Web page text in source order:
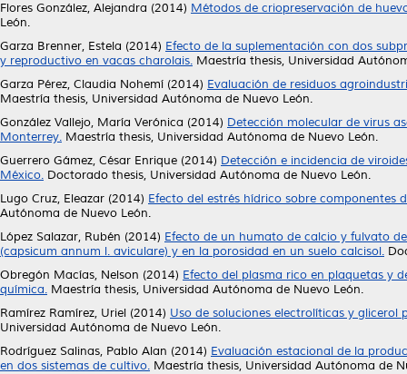
Flores González, Alejandra (2014) Métodos de criopreservación de
León.
Garza Brenner, Estela (2014) Efecto de la suplementación con dos
y reproductivo en vacas charolais. Maestría thesis, Universidad
Garza Pérez, Claudia Nohemí (2014) Evaluación de residuos
Maestría thesis, Universidad Autónoma de Nuevo León.
González Vallejo, María Verónica (2014) Detección molecular de virus
Monterrey. Maestría thesis, Universidad Autónoma de Nuevo León.
Guerrero Gámez, César Enrique (2014) Detección e incidencia de
México. Doctorado thesis, Universidad Autónoma de Nuevo León.
Lugo Cruz, Eleazar (2014) Efecto del estrés hídrico sobre componentes
Autónoma de Nuevo León.
López Salazar, Rubén (2014) Efecto de un humato de calcio y fulvato
(capsicum annum l. aviculare) y en la porosidad en un suelo calcisol.
Obregón Macías, Nelson (2014) Efecto del plasma rico en plaquetas y
química. Maestría thesis, Universidad Autónoma de Nuevo León.
Ramírez Ramírez, Uriel (2014) Uso de soluciones electrolíticas y
Universidad Autónoma de Nuevo León.
Rodríguez Salinas, Pablo Alan (2014) Evaluación estacional de la
en dos sistemas de cultivo. Maestría thesis, Universidad Autónoma de